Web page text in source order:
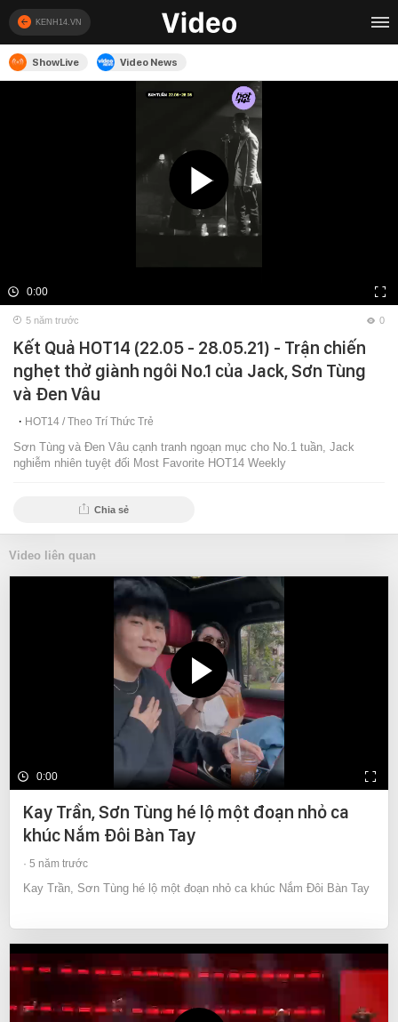
KENH14.VN
ShowLive Video News
0:00
5 năm trước 0
Kết Quả HOT14 (22.05 - 28.05.21) - Trận chiến
nghẹt thở giành ngôi No.1 của Jack, Sơn Tùng
và Đen Vâu
HOT14 / Theo Trí Thức Trẻ
Sơn Tùng và Đen Vâu cạnh tranh ngoạn mục cho No.1 tuần, Jack
nghiễm nhiên tuyệt đối Most Favorite HOT14 Weekly
Chia sẻ
Video liên quan
0:00
Kay Trần, Sơn Tùng hé lộ một đoạn nhỏ ca
khúc Nắm Đôi Bàn Tay
5 năm trước
Kay Trần, Sơn Tùng hé lộ một đoạn nhỏ ca khúc Nắm Đôi Bàn Tay